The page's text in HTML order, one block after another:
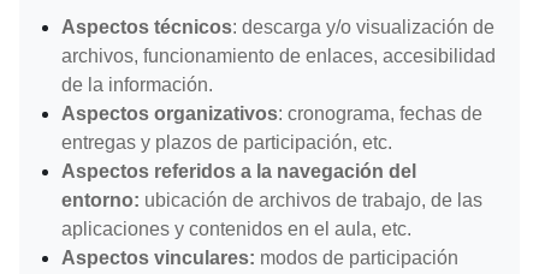
Aspectos técnicos: descarga y/o visualización de
archivos, funcionamiento de enlaces, accesibilidad
de la información.
Aspectos organizativos: cronograma, fechas de
entregas y plazos de participación, etc.
Aspectos referidos a la navegación del
entorno: ubicación de archivos de trabajo, de las
aplicaciones y contenidos en el aula, etc.
Aspectos vinculares: modos de participación